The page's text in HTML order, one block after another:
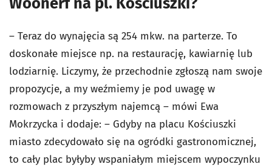
– Teraz do wynajęcia są 254 mkw. na parterze. To
doskonałe miejsce np. na restaurację, kawiarnię lub
lodziarnię. Liczymy, że przechodnie zgłoszą nam swoje
propozycje, a my weźmiemy je pod uwagę w
rozmowach z przyszłym najemcą – mówi Ewa
Mokrzycka i dodaje: – Gdyby na placu Kościuszki
miasto zdecydowało się na ogródki gastronomicznej,
to cały plac byłyby wspaniałym miejscem wypoczynku